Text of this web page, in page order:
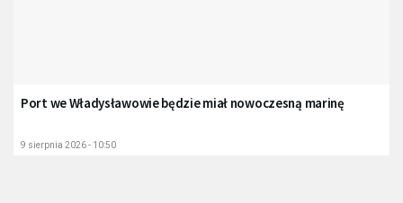
Port we Władysławowie będzie miał nowoczesną marinę
9 sierpnia 2026 - 10:50